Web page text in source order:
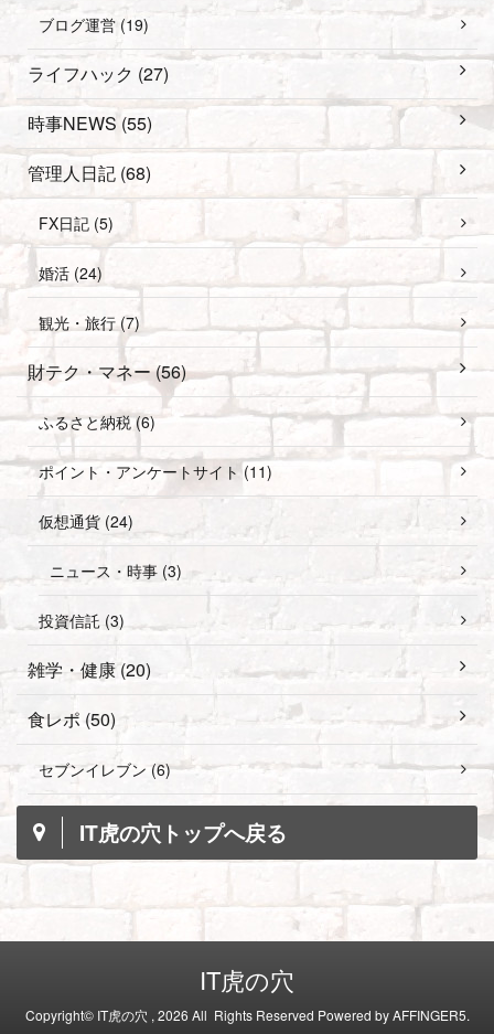
ブログ運営 (19)
ライフハック (27)
時事NEWS (55)
管理人日記 (68)
FX日記 (5)
婚活 (24)
観光・旅行 (7)
財テク・マネー (56)
ふるさと納税 (6)
ポイント・アンケートサイト (11)
仮想通貨 (24)
ニュース・時事 (3)
投資信託 (3)
雑学・健康 (20)
食レポ (50)
セブンイレブン (6)
IT虎の穴トップへ戻る
IT虎の穴
Copyright© IT虎の穴 , 2026 All Rights Reserved Powered byAFFINGER5.